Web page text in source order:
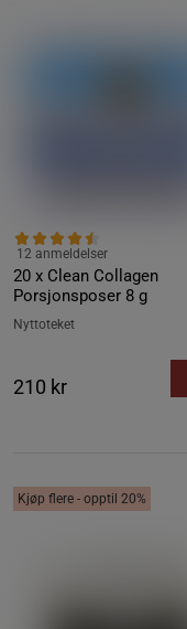
20 x Clean Collagen
Porsjonsposer 8 g
12 anmeldelser
Nyttoteket
210 kr
Kjøp flere - opptil 20%